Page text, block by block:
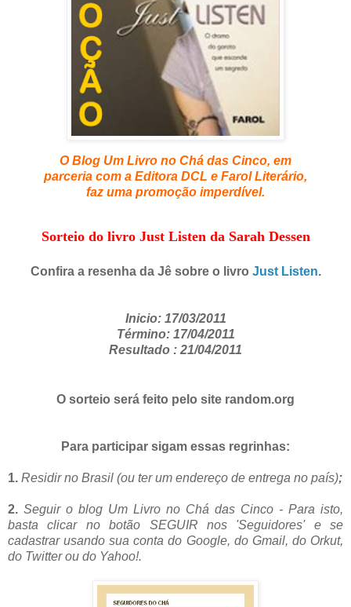
O Blog Um Livro no Chá das Cinco, em
parceria com a Editora DCL e Farol Literário,
faz uma promoção imperdível.
Sorteio do livro Just Listen da Sarah Dessen
Confira a resenha da Jê sobre o livro Just Listen.
Inicio: 17/03/2011
Término: 17/04/2011
Resultado : 21/04/2011
O sorteio será feito pelo site random.org
Para participar sigam essas regrinhas:
1. Residir no Brasil (ou ter um endereço de entrega no país);
2. Seguir o blog Um Livro no Chá das Cinco - Para isto,
basta clicar no botão SEGUIR nos 'Seguidores' e se
cadastrar usando sua conta do Google, do Gmail, do Orkut,
do Twitter ou do Yahoo!.